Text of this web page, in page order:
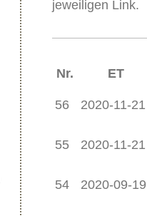
jeweiligen Link.
Nr. ET
56 2020-11-21
55 2020-11-21
54 2020-09-19